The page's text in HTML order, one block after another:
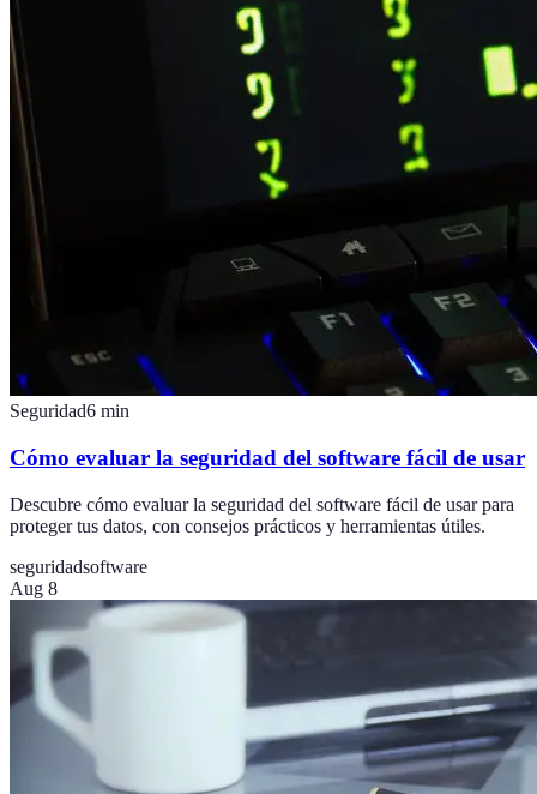
Seguridad6 min
Cómo evaluar la seguridad del software fácil de usar
Descubre cómo evaluar la seguridad del software fácil de usar para
proteger tus datos, con consejos prácticos y herramientas útiles.
seguridadsoftware
Aug 8